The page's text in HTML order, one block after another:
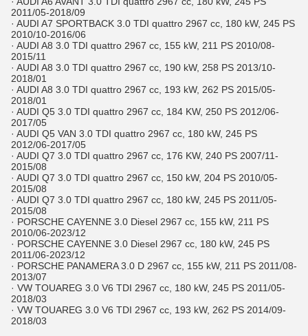
2011/05-2018/09
· AUDI A7 SPORTBACK 3.0 TDI quattro 2967 cc, 180 kW, 245 PS
2010/10-2016/06
· AUDI A8 3.0 TDI quattro 2967 cc, 155 kW, 211 PS 2010/08-
2015/11
· AUDI A8 3.0 TDI quattro 2967 cc, 190 kW, 258 PS 2013/10-
2018/01
· AUDI A8 3.0 TDI quattro 2967 cc, 193 kW, 262 PS 2015/05-
2018/01
· AUDI Q5 3.0 TDI quattro 2967 cc, 184 KW, 250 PS 2012/06-
2017/05
· AUDI Q5 VAN 3.0 TDI quattro 2967 cc, 180 kW, 245 PS
2012/06-2017/05
· AUDI Q7 3.0 TDI quattro 2967 cc, 176 KW, 240 PS 2007/11-
2015/08
· AUDI Q7 3.0 TDI quattro 2967 cc, 150 kW, 204 PS 2010/05-
2015/08
· AUDI Q7 3.0 TDI quattro 2967 cc, 180 kW, 245 PS 2011/05-
2015/08
· PORSCHE CAYENNE 3.0 Diesel 2967 cc, 155 kW, 211 PS
2010/06-2023/12
· PORSCHE CAYENNE 3.0 Diesel 2967 cc, 180 kW, 245 PS
2011/06-2023/12
· PORSCHE PANAMERA 3.0 D 2967 cc, 155 kW, 211 PS 2011/08-
2013/07
· VW TOUAREG 3.0 V6 TDI 2967 cc, 180 kW, 245 PS 2011/05-
2018/03
· VW TOUAREG 3.0 V6 TDI 2967 cc, 193 kW, 262 PS 2014/09-
2018/03